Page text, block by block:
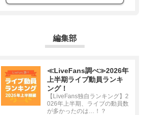
編集部
≪LiveFans調べ≫2026年
上半期ライブ動員ランキ
ング！
【LiveFans独自ランキング】2
026年上半期、ライブの動員数
が多かったのは…！？